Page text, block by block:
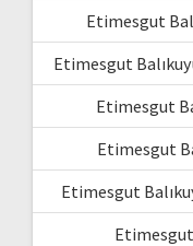
Etimesgut
Etimesgut
Etimesgut
Etimesgut
Etimesgut